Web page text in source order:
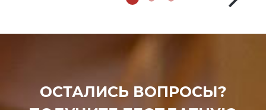
ОСТАЛИСЬ ВОПРОСЫ?